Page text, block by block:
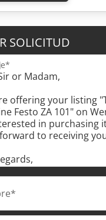
SOLICITUD